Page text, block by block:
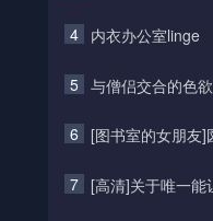
4 内衣办公室linge
5 与僧侣交合的色
6 [图书室的女朋友]
7 [高清]关于唯一能